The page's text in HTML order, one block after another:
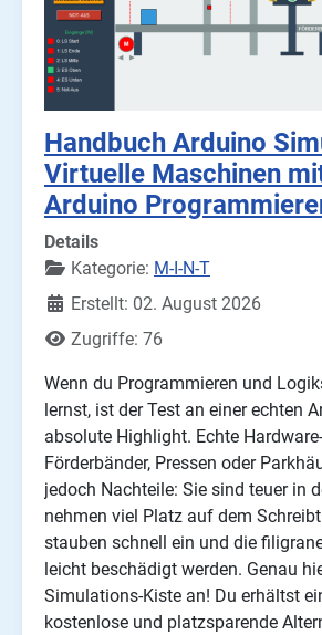
Handbuch Arduino
Virtuelle Maschinen
Arduino
Details
Kategorie: M-I-N-T
Erstellt: 02. August 2026
Zugriffe: 76
Wenn du Programmieren und
lernst, ist der Test an einer echten
absolute Highlight. Echte
Förderbänder, Pressen oder
jedoch Nachteile: Sie sind teuer in
nehmen viel Platz auf dem
stauben schnell ein und die
leicht beschädigt werden. Genau
Simulations-Kiste an! Du erhältst
kostenlose und platzsparende